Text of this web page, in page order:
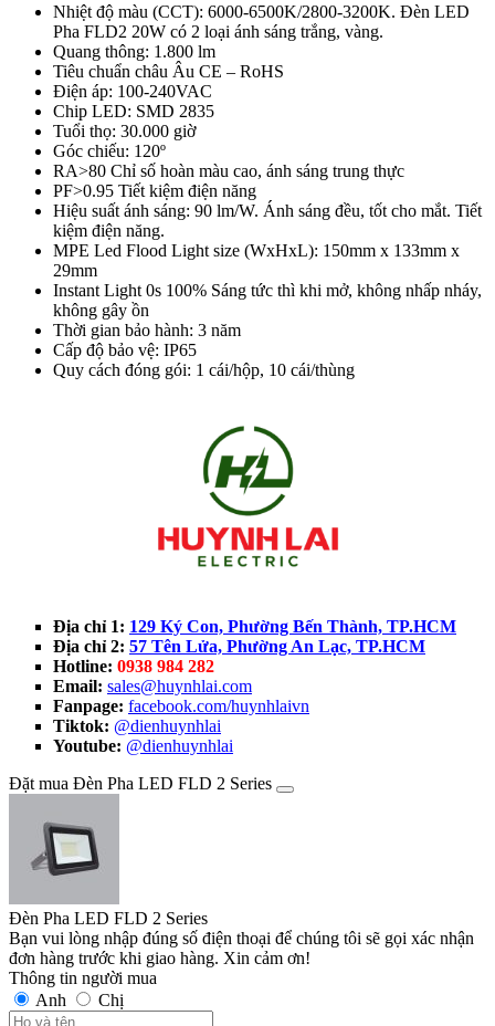
Nhiệt độ màu (CCT): 6000-6500K/2800-3200K. Đèn LED
Pha FLD2 20W có 2 loại ánh sáng trắng, vàng.
Quang thông: 1.800 lm
Tiêu chuẩn châu Âu CE – RoHS
Điện áp: 100-240VAC
Chip LED: SMD 2835
Tuổi thọ: 30.000 giờ
Góc chiếu: 120º
RA>80 Chỉ số hoàn màu cao, ánh sáng trung thực
PF>0.95 Tiết kiệm điện năng
Hiệu suất ánh sáng: 90 lm/W. Ánh sáng đều, tốt cho mắt. Tiết
kiệm điện năng.
MPE Led Flood Light size (WxHxL): 150mm x 133mm x
29mm
Instant Light 0s 100% Sáng tức thì khi mở, không nhấp nháy,
không gây ồn
Thời gian bảo hành: 3 năm
Cấp độ bảo vệ: IP65
Quy cách đóng gói: 1 cái/hộp, 10 cái/thùng
Địa chỉ 1: 129 Ký Con, Phường Bến Thành, TP.HCM
Địa chỉ 2: 57 Tên Lửa, Phường An Lạc, TP.HCM
Hotline: 0938 984 282
Email: sales@huynhlai.com
Fanpage: facebook.com/huynhlaivn
Tiktok: @dienhuynhlai
Youtube: @dienhuynhlai
Đặt mua Đèn Pha LED FLD 2 Series
Đèn Pha LED FLD 2 Series
Bạn vui lòng nhập đúng số điện thoại để chúng tôi sẽ gọi xác nhận
đơn hàng trước khi giao hàng. Xin cảm ơn!
Thông tin người mua
Anh
Chị